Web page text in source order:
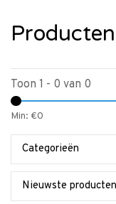
Toon 1 - 0 van 0
Min: €0
Categorieën
Nieuwste producten